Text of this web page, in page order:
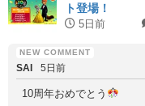
ト登場！
5日前
SAI 5日前
10周年おめでとう